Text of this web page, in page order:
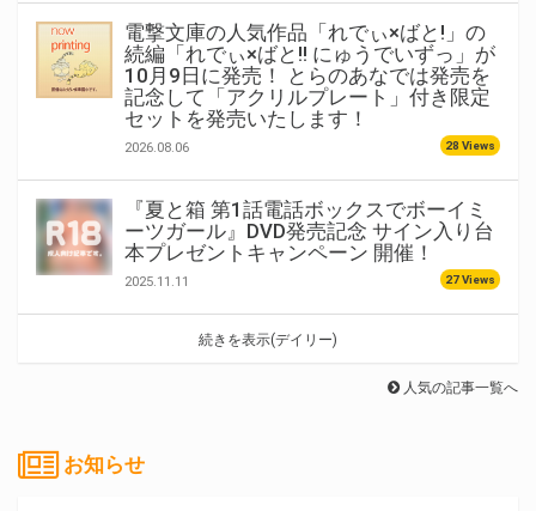
電撃文庫の人気作品「れでぃ×ばと!」の
続編「れでぃ×ばと!! にゅうでいずっ」が
10月9日に発売！ とらのあなでは発売を
記念して「アクリルプレート」付き限定
セットを発売いたします！
2026.08.06 28 Views
『夏と箱 第1話電話ボックスでボーイミ
ーツガール』DVD発売記念 サイン入り台
本プレゼントキャンペーン 開催！
2025.11.11 27 Views
続きを表示(デイリー)
人気の記事一覧へ
お知らせ